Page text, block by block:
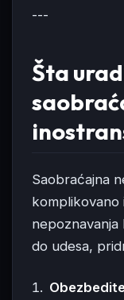
---
Šta
Saobraćajna
do udesa,